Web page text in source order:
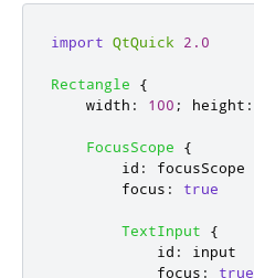
import QtQuick 2.0
Rectangle
{
width : 100 ; height :
FocusScope
{
id :
focusScope
focus : true
TextInput
{
id :
input
focus :
true